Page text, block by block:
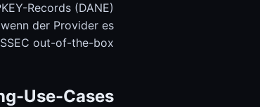
Records (DANE)
der Provider es
out-of-the-box.
Use-Cases